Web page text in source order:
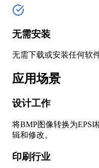
无需安装
无需下载或安装任何软
应用场景
设计工作
将BMP图像转换为EPSI
辑和修改。
印刷行业